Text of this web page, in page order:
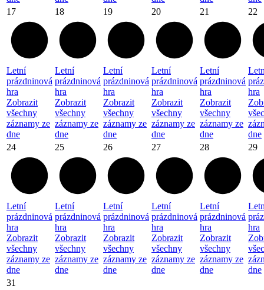
17
Letní
prázdninová
hra
Zobrazit
všechny
záznamy ze
dne
18
Letní
prázdninová
hra
Zobrazit
všechny
záznamy ze
dne
19
Letní
prázdninová
hra
Zobrazit
všechny
záznamy ze
dne
20
Letní
prázdninová
hra
Zobrazit
všechny
záznamy ze
dne
21
Letní
prázdninová
hra
Zobrazit
všechny
záznamy ze
dne
22
hra
dne
24
Letní
prázdninová
hra
Zobrazit
všechny
záznamy ze
dne
25
Letní
prázdninová
hra
Zobrazit
všechny
záznamy ze
dne
26
Letní
prázdninová
hra
Zobrazit
všechny
záznamy ze
dne
27
Letní
prázdninová
hra
Zobrazit
všechny
záznamy ze
dne
28
Letní
prázdninová
hra
Zobrazit
všechny
záznamy ze
dne
29
hra
dne
31